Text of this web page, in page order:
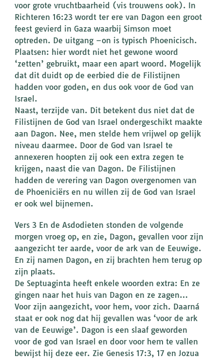
voor grote vruchtbaarheid (vis trouwens ook). In
Richteren 16:23 wordt ter ere van Dagon een groot
feest gevierd in Gaza waarbij Simson moet
optreden. De uitgang –on is typisch Phoenicisch.
Plaatsen: hier wordt niet het gewone woord
‘zetten’ gebruikt, maar een apart woord. Mogelijk
dat dit duidt op de eerbied die de Filistijnen
hadden voor goden, en dus ook voor de God van
Israel.
Naast, terzijde van. Dit betekent dus niet dat de
Filistijnen de God van Israel ondergeschikt maakte
aan Dagon. Nee, men stelde hem vrijwel op gelijk
niveau daarmee. Door de God van Israel te
annexeren hoopten zij ook een extra zegen te
krijgen, naast die van Dagon. De Filistijnen
hadden de verering van Dagon overgenomen van
de Phoeniciërs en nu willen zij de God van Israel
er ook wel bijnemen.
Vers 3 En de Asdodieten stonden de volgende
morgen vroeg op, en zie, Dagon, gevallen voor zijn
aangezicht ter aarde, voor de ark van de Eeuwige.
En zij namen Dagon, en zij brachten hem terug op
zijn plaats.
De Septuaginta heeft enkele woorden extra: En ze
gingen naar het huis van Dagon en ze zagen…
Voor zijn aangezicht, voor hem, voor zich. Daarná
staat er ook nog dat hij gevallen was ‘voor de ark
van de Eeuwige’. Dagon is een slaaf geworden
voor de god van Israel en door voor hem te vallen
bewijst hij deze eer. Zie Genesis 17:3, 17 en Jozua